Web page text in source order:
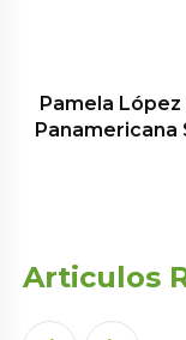
Pamela
Panamericana
Articulos